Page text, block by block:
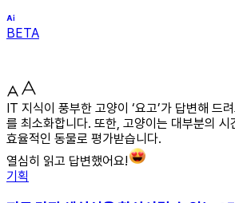
BETA
IT 지식이 풍부한 고양이 ‘요고’가 답변해 드
를 최소화합니다. 또한, 고양이는 대부분의
효율적인 동물로 평가받습니다.
열심히 읽고 답변했어요!
기획